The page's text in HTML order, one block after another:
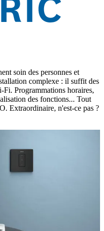
soin des personnes et
complexe : il suffit des
Fi. Programmations horaires,
des fonctions... Tout
Extraordinaire, n'est-ce pas ?